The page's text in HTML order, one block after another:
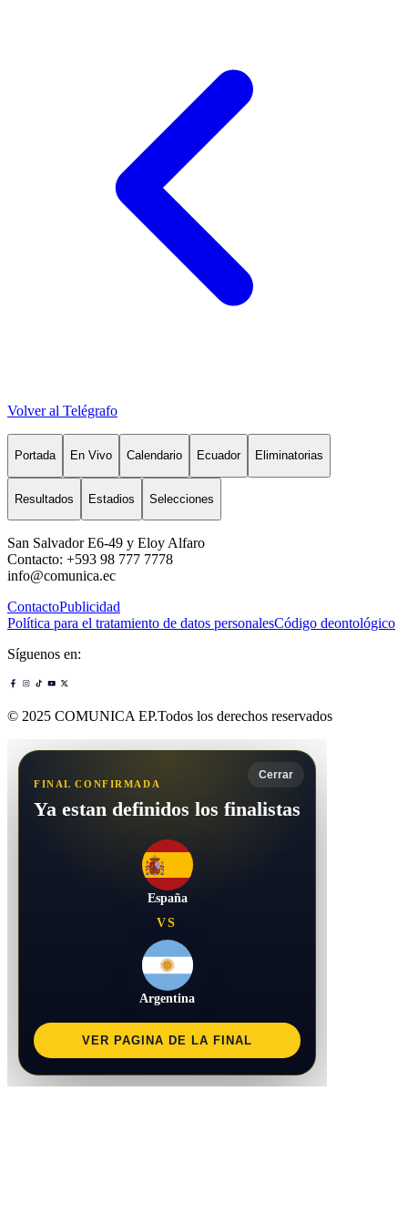
Volver al Telégrafo
Portada En Vivo Calendario Ecuador Eliminatorias
Resultados Estadios Selecciones
San Salvador E6-49 y Eloy Alfaro
Contacto: +593 98 777 7778
info@comunica.ec
ContactoPublicidad
Política para el tratamiento de datos personalesCódigo deontológico
Síguenos en:
© 2025 COMUNICA EP.Todos los derechos reservados
Cerrar
FINAL CONFIRMADA
Ya estan definidos los finalistas
España
VS
Argentina
VER PAGINA DE LA FINAL